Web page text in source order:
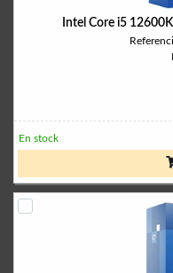
Intel Core i5
En stock